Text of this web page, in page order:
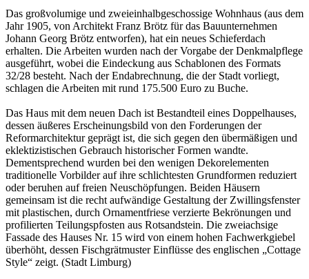
Das großvolumige und zweieinhalbgeschossige Wohnhaus (aus dem
Jahr 1905, von Architekt Franz Brötz für das Bauunternehmen
Johann Georg Brötz entworfen), hat ein neues Schieferdach
erhalten. Die Arbeiten wurden nach der Vorgabe der Denkmalpflege
ausgeführt, wobei die Eindeckung aus Schablonen des Formats
32/28 besteht. Nach der Endabrechnung, die der Stadt vorliegt,
schlagen die Arbeiten mit rund 175.500 Euro zu Buche.
Das Haus mit dem neuen Dach ist Bestandteil eines Doppelhauses,
dessen äußeres Erscheinungsbild von den Forderungen der
Reformarchitektur geprägt ist, die sich gegen den übermäßigen und
eklektizistischen Gebrauch historischer Formen wandte.
Dementsprechend wurden bei den wenigen Dekorelementen
traditionelle Vorbilder auf ihre schlichtesten Grundformen reduziert
oder beruhen auf freien Neuschöpfungen. Beiden Häusern
gemeinsam ist die recht aufwändige Gestaltung der Zwillingsfenster
mit plastischen, durch Ornamentfriese verzierte Bekrönungen und
profilierten Teilungspfosten aus Rotsandstein. Die zweiachsige
Fassade des Hauses Nr. 15 wird von einem hohen Fachwerkgiebel
überhöht, dessen Fischgrätmuster Einflüsse des englischen „Cottage
Style“ zeigt. (Stadt Limburg)